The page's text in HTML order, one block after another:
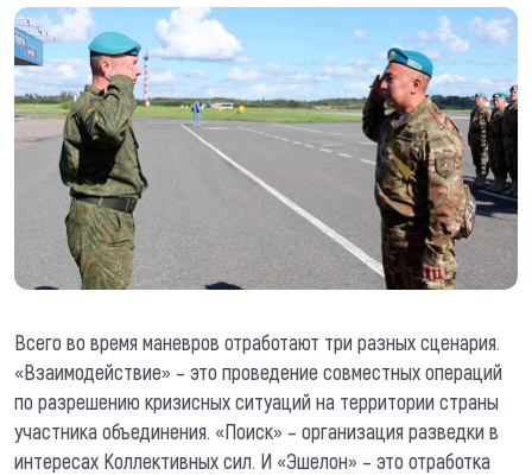
Всего во время маневров отработают три разных сценария.
«Взаимодействие» – это проведение совместных операций
по разрешению кризисных ситуаций на территории страны
участника объединения. «Поиск» – организация разведки в
интересах Коллективных сил. И «Эшелон» – это отработка